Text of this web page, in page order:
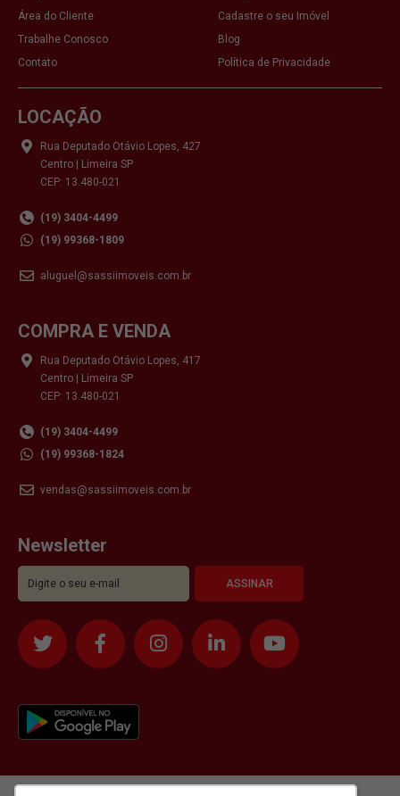
Área do Cliente
Cadastre o seu Imóvel
Trabalhe Conosco
Blog
Contato
Política de Privacidade
LOCAÇÃO
Rua Deputado Otávio Lopes, 427
Centro | Limeira SP
CEP: 13.480-021
(19) 3404-4499
(19) 99368-1809
aluguel@sassiimoveis.com.br
COMPRA E VENDA
Rua Deputado Otávio Lopes, 417
Centro | Limeira SP
CEP: 13.480-021
(19) 3404-4499
(19) 99368-1824
vendas@sassiimoveis.com.br
Newsletter